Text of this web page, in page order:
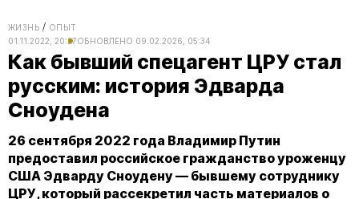
ЖИЗНЬ
ОПЫТ
01.11.2022, 20:27ОБНОВЛЕНО 09.02.2026, 05:34
Как бывший спецагент ЦРУ стал
русским: история Эдварда
Сноудена
26 сентября 2022 года Владимир Путин
предоставил российское гражданство уроженцу
США Эдварду Сноудену — бывшему сотруднику
ЦРУ, который рассекретил часть материалов о